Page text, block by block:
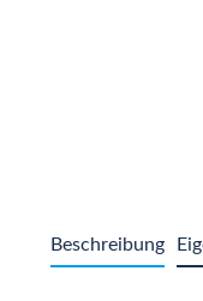
Beschreibung